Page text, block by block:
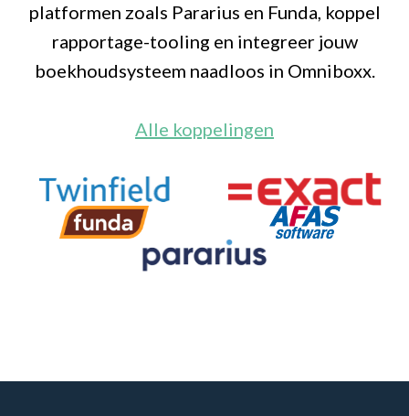
platformen zoals Pararius en Funda, koppel
rapportage-tooling en integreer jouw
boekhoudsysteem naadloos in Omniboxx.
Alle koppelingen